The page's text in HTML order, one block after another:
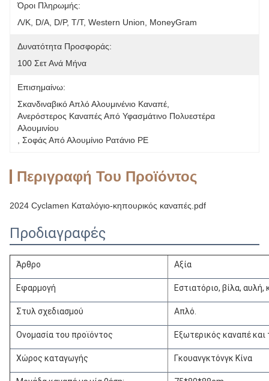
Όροι Πληρωμής:
Λ/Κ, D/A, D/P, T/T, Western Union, MoneyGram
Δυνατότητα Προσφοράς:
100 Σετ Ανά Μήνα
Επισημαίνω:
Σκανδιναβικό Απλό Αλουμινένιο Καναπέ
Ανερόστερος Καναπές Από Υφασμάτινο Πολυεστέρα
Αλουμινίου
Σοφάς Από Αλουμίνιο Ρατάνιο PE
Περιγραφή Του Προϊόντος
2024 Cyclamen Καταλόγιο-κηπουρικός καναπές.pdf
Προδιαγραφές
Άρθρο Αξία
Εφαρμογή Εστιατόριο, βίλα,
Στυλ σχεδιασμού Απλό.
Ονομασία του προϊόντος Εξωτερικός καναπέ
Χώρος καταγωγής Γκουανγκτόνγκ Κίνα